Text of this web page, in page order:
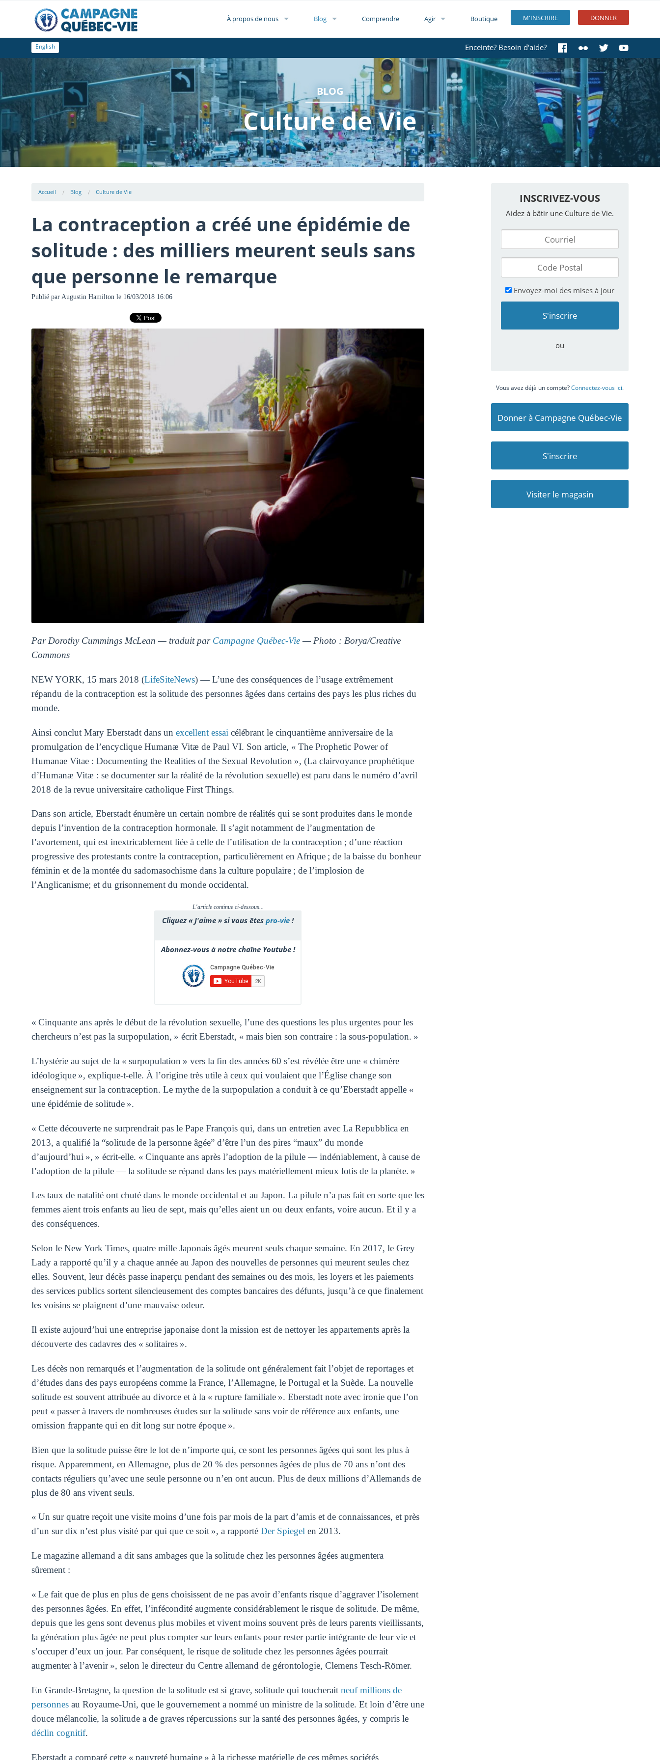
M'INSCRIRE DONNER
À propos de nous Blog Comprendre Agir Boutique
Enceinte? Besoin d'aide?
English
BLOG
Culture de Vie
Accueil Blog Culture de Vie
La contraception a créé une épidémie de
solitude : des milliers meurent seuls sans
que personne le remarque
Publié par Augustin Hamilton le 16/03/2018 16:06
Par Dorothy Cummings McLean — traduit par Campagne Québec-Vie— Photo : Borya/Creative
Commons
NEW YORK, 15 mars 2018 (LifeSiteNews) — L’une des conséquences de l’usage extrêmement
répandu de la contraception est la solitude des personnes âgées dans certains des pays les plus riches du
monde.
Ainsi conclut Mary Eberstadt dans un excellent essai célébrant le cinquantième anniversaire de la
promulgation de l’encyclique Humanæ Vitæ de Paul VI. Son article, « The Prophetic Power of
Humanae Vitae : Documenting the Realities of the Sexual Revolution », (La clairvoyance prophétique
d’Humanæ Vitæ : se documenter sur la réalité de la révolution sexuelle) est paru dans le numéro d’avril
2018 de la revue universitaire catholique First Things.
Dans son article, Eberstadt énumère un certain nombre de réalités qui se sont produites dans le monde
depuis l’invention de la contraception hormonale. Il s’agit notamment de l’augmentation de
l’avortement, qui est inextricablement liée à celle de l’utilisation de la contraception ; d’une réaction
progressive des protestants contre la contraception, particulièrement en Afrique ; de la baisse du bonheur
féminin et de la montée du sadomasochisme dans la culture populaire ; de l’implosion de
l’Anglicanisme; et du grisonnement du monde occidental.
L'article continue ci-dessous...
Cliquez « J'aime » si vous êtes pro-vie !
Abonnez-vous à notre chaîne Youtube !
« Cinquante ans après le début de la révolution sexuelle, l’une des questions les plus urgentes pour les
chercheurs n’est pas la surpopulation, » écrit Eberstadt, « mais bien son contraire : la sous-population. »
L’hystérie au sujet de la « surpopulation » vers la fin des années 60 s’est révélée être une « chimère
idéologique », explique-t-elle. À l’origine très utile à ceux qui voulaient que l’Église change son
enseignement sur la contraception. Le mythe de la surpopulation a conduit à ce qu’Eberstadt appelle «
une épidémie de solitude ».
« Cette découverte ne surprendrait pas le Pape François qui, dans un entretien avec La Repubblica en
2013, a qualifié la “solitude de la personne âgée” d’être l’un des pires “maux” du monde
d’aujourd’hui », » écrit-elle. « Cinquante ans après l’adoption de la pilule — indéniablement, à cause de
l’adoption de la pilule — la solitude se répand dans les pays matériellement mieux lotis de la planète. »
Les taux de natalité ont chuté dans le monde occidental et au Japon. La pilule n’a pas fait en sorte que les
femmes aient trois enfants au lieu de sept, mais qu’elles aient un ou deux enfants, voire aucun. Et il y a
des conséquences.
Selon le New York Times, quatre mille Japonais âgés meurent seuls chaque semaine. En 2017, le Grey
Lady a rapporté qu’il y a chaque année au Japon des nouvelles de personnes qui meurent seules chez
elles. Souvent, leur décès passe inaperçu pendant des semaines ou des mois, les loyers et les paiements
des services publics sortent silencieusement des comptes bancaires des défunts, jusqu’à ce que finalement
les voisins se plaignent d’une mauvaise odeur.
Il existe aujourd’hui une entreprise japonaise dont la mission est de nettoyer les appartements après la
découverte des cadavres des « solitaires ».
Les décès non remarqués et l’augmentation de la solitude ont généralement fait l’objet de reportages et
d’études dans des pays européens comme la France, l’Allemagne, le Portugal et la Suède. La nouvelle
solitude est souvent attribuée au divorce et à la « rupture familiale ». Eberstadt note avec ironie que l’on
peut « passer à travers de nombreuses études sur la solitude sans voir de référence aux enfants, une
omission frappante qui en dit long sur notre époque ».
Bien que la solitude puisse être le lot de n’importe qui, ce sont les personnes âgées qui sont les plus à
risque. Apparemment, en Allemagne, plus de 20 % des personnes âgées de plus de 70 ans n’ont des
contacts réguliers qu’avec une seule personne ou n’en ont aucun. Plus de deux millions d’Allemands de
plus de 80 ans vivent seuls.
« Un sur quatre reçoit une visite moins d’une fois par mois de la part d’amis et de connaissances, et près
d’un sur dix n’est plus visité par qui que ce soit », a rapporté Der Spiegelen 2013.
Le magazine allemand a dit sans ambages que la solitude chez les personnes âgées augmentera
sûrement :
« Le fait que de plus en plus de gens choisissent de ne pas avoir d’enfants risque d’aggraver l’isolement
des personnes âgées. En effet, l’infécondité augmente considérablement le risque de solitude. De même,
depuis que les gens sont devenus plus mobiles et vivent moins souvent près de leurs parents vieillissants,
la génération plus âgée ne peut plus compter sur leurs enfants pour rester partie intégrante de leur vie et
s’occuper d’eux un jour. Par conséquent, le risque de solitude chez les personnes âgées pourrait
augmenter à l’avenir », selon le directeur du Centre allemand de gérontologie, Clemens Tesch-Römer.
En Grande-Bretagne, la question de la solitude est si grave, solitude qui toucherait neuf millions de
personnesau Royaume-Uni, que le gouvernement a nommé un ministre de la solitude. Et loin d’être une
douce mélancolie, la solitude a de graves répercussions sur la santé des personnes âgées, y compris le
déclin cognitif.
Eberstadt a comparé cette « pauvreté humaine » à la richesse matérielle de ces mêmes sociétés
INSCRIVEZ-VOUS
Aidez à bâtir une Culture de Vie.
Envoyez-moi des mises à jour
ou
Vous avez déjà un compte?Connectez-vous ici.
Donner à Campagne Québec-Vie
S'inscrire
Visiter le magasin